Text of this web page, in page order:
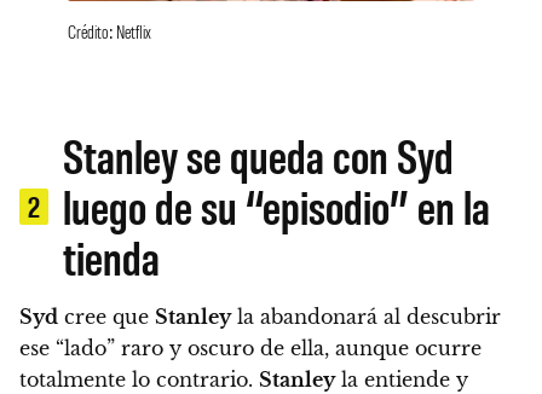
Crédito: Netflix
2
Stanley se queda con Syd
luego de su “episodio” en la
tienda
Syd cree que Stanleyla abandonará al descubrir
ese “lado” raro y oscuro de ella, aunque ocurre
totalmente lo contrario. Stanleyla entiende y